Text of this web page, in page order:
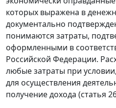
которых выражена в
документально
понимаются затраты,
оформленными в
Российской Федерации.
любые затраты при
для осуществления
получение дохода (статья